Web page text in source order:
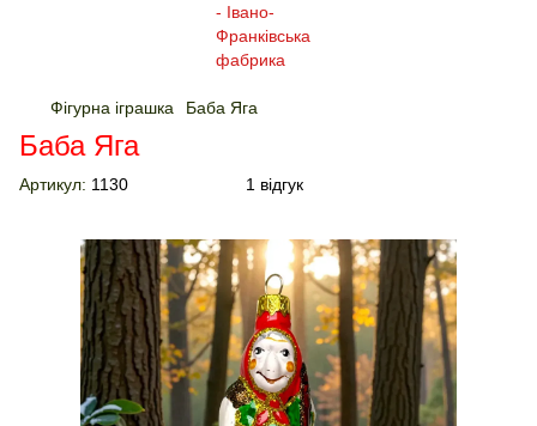
Фігурна іграшка Баба Яга
Баба Яга
Артикул: 1130 1 відгук